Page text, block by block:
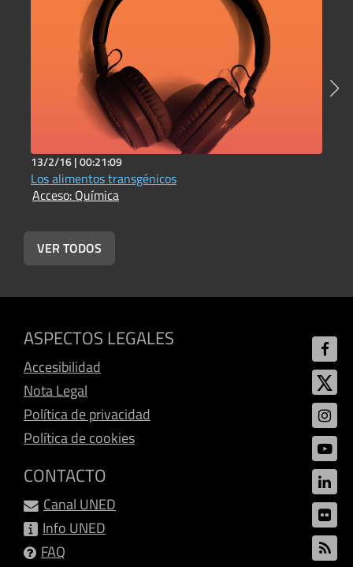
13/2/16 |00:21:09
Los alimentos transgénicos
Acceso: Química
VER TODOS
ASPECTOS LEGALES
Accesibilidad
Nota Legal
Política de privacidad
Política de cookies
CONTACTO
Canal UNED
Info UNED
FAQ